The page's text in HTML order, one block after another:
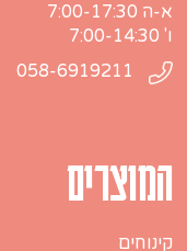
א-ה 7:00-17:30
ו' 7:00-14:30
המוצרים
קינוחים